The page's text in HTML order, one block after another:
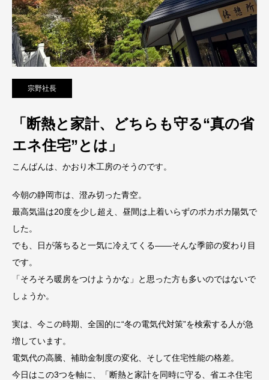
宗野社長
「断熱と家計、どちらも守る“真の省
エネ住宅”とは」
こんばんは、かおり木工房のそうのです。
今朝の静岡市は、澄み切った青空。
最高気温は20度を少し超え、昼間は上着いらずのポカポカ陽気で
した。
でも、日が落ちると一気に冷えてくる——そんな季節の変わり目
です。
「そろそろ暖房をつけようかな」と思った方も多いのではないで
しょうか。
実は、今この時期、全国的に“冬の電気代対策”を検索する人が急
増しています。
電気代の高騰、補助金制度の変化、そして住宅性能の格差。
今日はこの3つを軸に、「断熱と家計を同時に守る、省エネ住宅